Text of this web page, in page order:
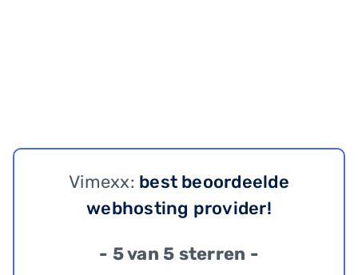
Vimexx: best beoordeelde
webhosting provider!
- 5 van 5 sterren -